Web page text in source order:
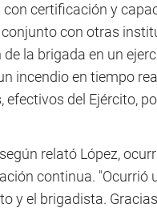
certificación y
con otras
la brigada en un
incendio en tiempo
efectivos del Ejército,
relató López,
continua. "Ocurrió
y el brigadista.